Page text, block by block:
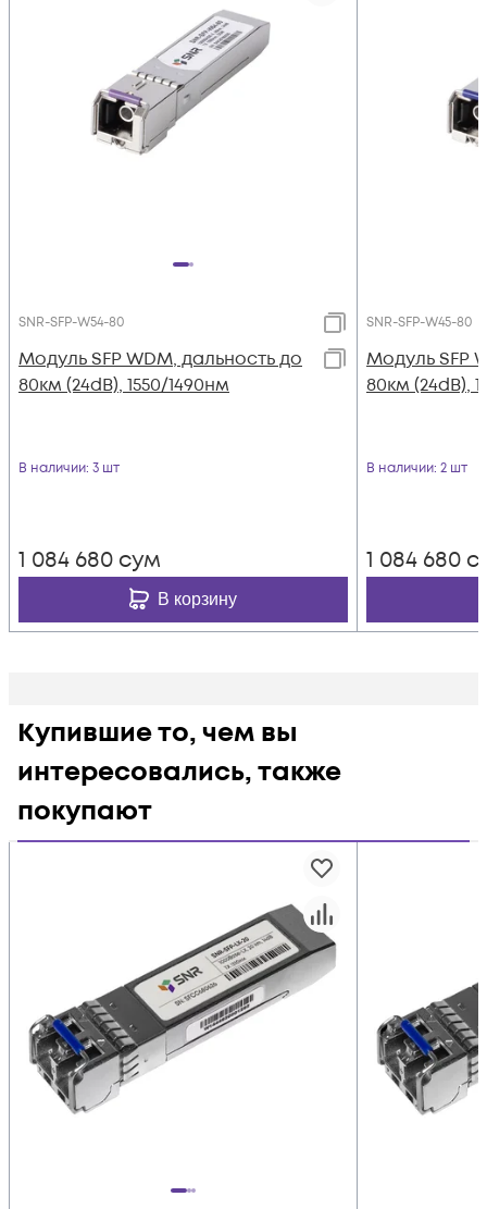
SNR-SFP-W54-80
Модуль SFP WDM, дальность до
80км (24dB), 1550/1490нм
В наличии: 3 шт
1 084 680 сум
В корзину
SNR-SFP-W45-80
Модуль SFP
80км (24dB),
В наличии: 2 шт
1 084 680
Купившие то, чем вы
интересовались, также
покупают